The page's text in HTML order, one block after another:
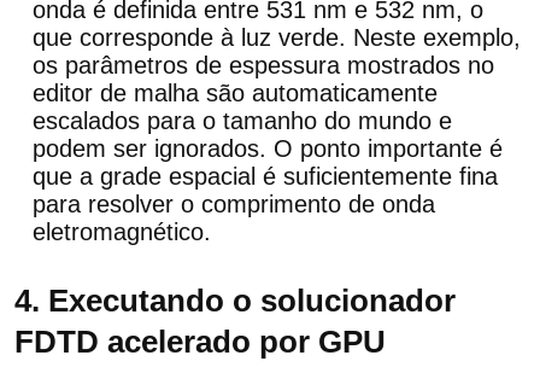
onda é definida entre 531 nm e 532 nm, o
que corresponde à luz verde. Neste exemplo,
os parâmetros de espessura mostrados no
editor de malha são automaticamente
escalados para o tamanho do mundo e
podem ser ignorados. O ponto importante é
que a grade espacial é suficientemente fina
para resolver o comprimento de onda
eletromagnético.
4. Executando o solucionador
FDTD acelerado por GPU